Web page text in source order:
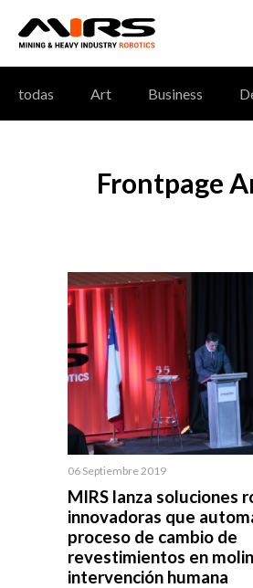
todas Art Business
Frontpage
06 Septiembre 2019
MIRS lanza soluciones
innovadoras que
proceso de cambio de
revestimientos en
intervención humana